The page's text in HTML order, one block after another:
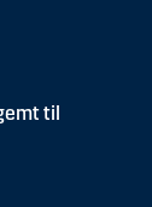
til